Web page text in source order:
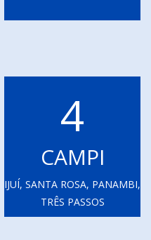
4
CAMPI
IJUÍ, SANTA ROSA, PANAMBI,
TRÊS PASSOS